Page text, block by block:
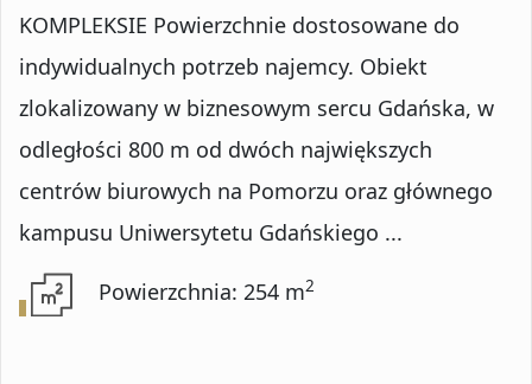
KOMPLEKSIE Powierzchnie dostosowane do
indywidualnych potrzeb najemcy. Obiekt
zlokalizowany w biznesowym sercu Gdańska, w
odległości 800 m od dwóch największych
centrów biurowych na Pomorzu oraz głównego
kampusu Uniwersytetu Gdańskiego ...
Powierzchnia: 254 m2